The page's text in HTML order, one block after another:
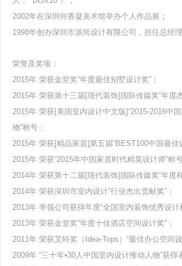
2002年在深圳何香凝美术馆举办个人作品展；
1998年创办深圳市派尚设计有限公司，担任总经
荣誉及奖项：
2015年 荣获金堂奖“年度最佳别墅设计奖”；
2015年 荣获第十三届[现代装饰]国际传媒奖“年度
2015年 荣获[美国室内设计中文版]“2015-2016中
物”称号；
2015年 荣获[精品家居]第五届“BEST100中国最佳
2015年 荣获“2015年中国家居时代精英设计师”称号
2014年 荣获第十二届[现代装饰]国际传媒奖“年度
2014年 荣获深圳市室内设计“行业杰出贡献奖”；
2013年 率领公司获得年度“全国室内装饰优秀设计
2013年 荣获金堂奖“年度十佳酒店空间设计奖”；
2011年 荣获艾特奖（Idea-Tops）“最佳办公空间设
2009年 “三十年•30人中国室内设计推动人物”获得